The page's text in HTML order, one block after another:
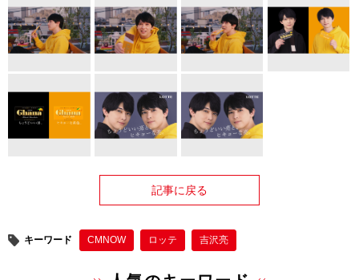
記事に戻る
キーワード CMNOW ロッテ 吉沢亮